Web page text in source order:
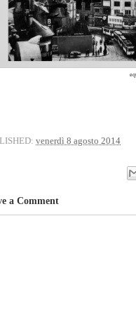
venerdì 8 agosto 2014
a Comment